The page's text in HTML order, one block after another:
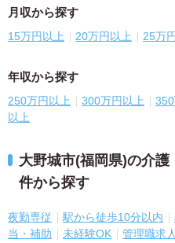
月収から探す
15万円以上 20万円以上 25万
年収から探す
250万円以上 300万円以上
以上
大野城市(福岡県)の介
件から探す
夜勤専従 駅から徒歩10分以内
当・補助
未経験OK 管理職求人